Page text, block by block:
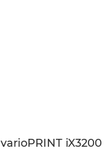
varioPRINT iX3200